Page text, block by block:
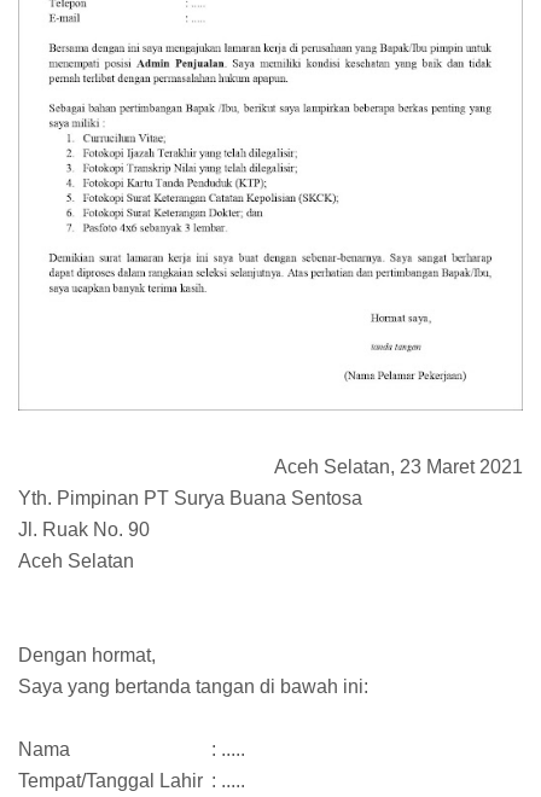
Aceh Selatan, 23 Maret 2021
Yth. Pimpinan PT Surya Buana Sentosa
Jl. Ruak No. 90
Aceh Selatan
Dengan hormat,
Saya yang bertanda tangan di bawah ini:
Nama
: .....
Tempat/Tanggal Lahir : .....